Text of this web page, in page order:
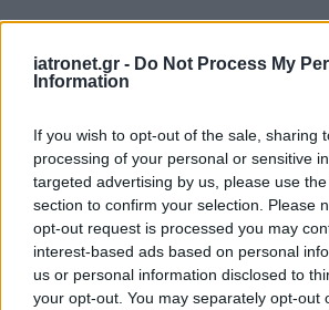
iatronet.gr - Do Not Process My
Information
If you wish to opt-out of the sale, sharing
processing of your personal or sensitive
targeted advertising by us, please use
section to confirm your selection. Please
opt-out request is processed you may
interest-based ads based on personal
us or personal information disclosed to
your opt-out. You may separately opt-out